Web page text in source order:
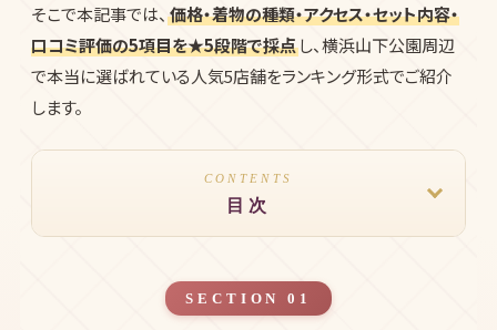
そこで本記事では、 価格・着物の種類・アクセス・セット内容・
口コミ評価の5項目を★5段階で採点し、横浜山下公園周辺
で本当に選ばれている人気5店舗をランキング形式でご紹介
します。
CONTENTS
目次
SECTION 01